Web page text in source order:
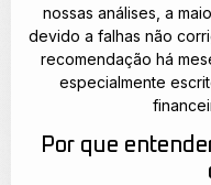
nossas análises, a
devido a falhas não
recomendação há
especialmente
Por que